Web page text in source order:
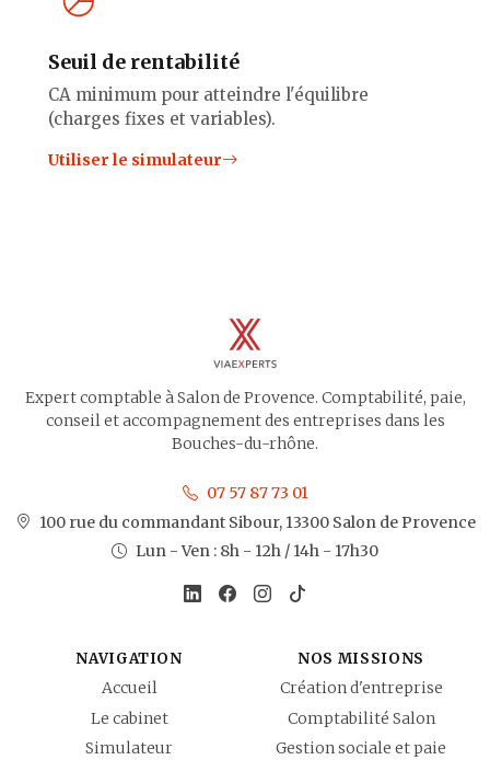
Seuil de rentabilité
CA minimum pour atteindre l'équilibre
(charges fixes et variables).
Utiliser le simulateur
Expert comptable à Salon de Provence. Comptabilité, paie,
conseil et accompagnement des entreprises dans les
Bouches-du-rhône.
07 57 87 73 01
100 rue du commandant Sibour, 13300 Salon de Provence
Lun - Ven : 8h - 12h / 14h - 17h30
NAVIGATION
Accueil
Le cabinet
Simulateur
NOS MISSIONS
Création d'entreprise
Comptabilité Salon
Gestion sociale et paie